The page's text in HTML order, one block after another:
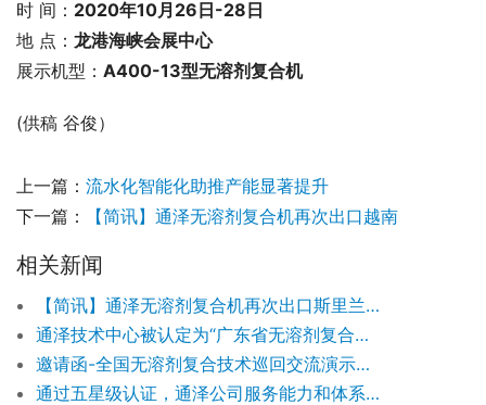
时 间： 2020年10月26日-28日
地 点： 龙港海峡会展中心
展示机型： A400-13型无溶剂复合机
(供稿 谷俊）
上一篇： 流水化智能化助推产能显著提升
下一篇：
【简讯】通泽无溶剂复合机再次出口越南
相关新闻
【简讯】通泽无溶剂复合机再次出口斯里兰卡和越南
通泽技术中心被认定为“广东省无溶剂复合智能装备工程技术研究中心”
邀请函-全国无溶剂复合技术巡回交流演示会-沂水站
通过五星级认证，通泽公司服务能力和体系建设再上新台阶！